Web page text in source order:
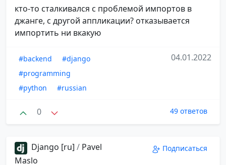
кто-то сталкивался с проблемой импортов в
джанге, с другой аппликации? отказывается
импортить ни вкакую
#backend
#django
#programming
#python
#russian
04.01.2022
0 49 ответов
Django [ru] / Pavel
Maslo
Подписаться